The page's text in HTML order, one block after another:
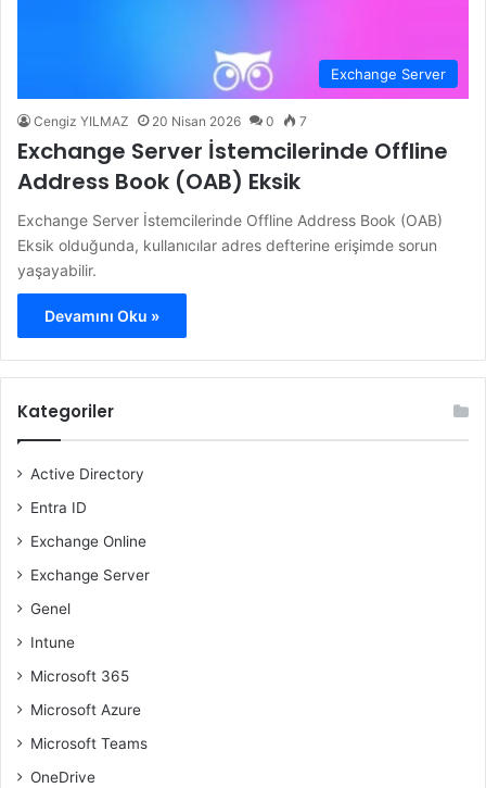
Exchange Server
Cengiz YILMAZ 20 Nisan 2026 0 7
Exchange Server İstemcilerinde Offline
Address Book (OAB) Eksik
Exchange Server İstemcilerinde Offline Address Book (OAB)
Eksik olduğunda, kullanıcılar adres defterine erişimde sorun
yaşayabilir.
Devamını Oku »
Kategoriler
Active Directory
Entra ID
Exchange Online
Exchange Server
Genel
Intune
Microsoft 365
Microsoft Azure
Microsoft Teams
OneDrive